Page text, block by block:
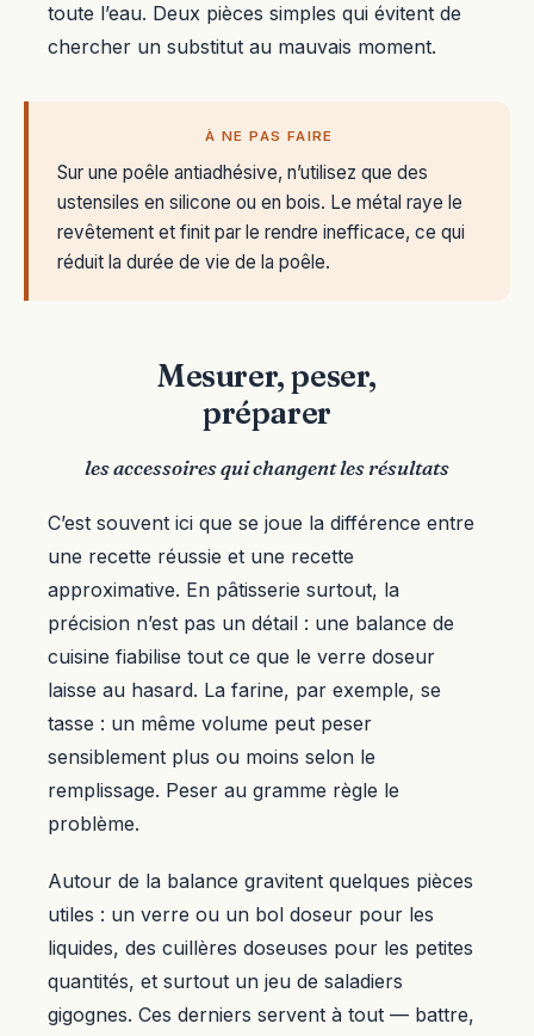
toute l’eau. Deux pièces simples qui évitent de
chercher un substitut au mauvais moment.
À NE PAS FAIRE
Sur une poêle antiadhésive, n’utilisez que des
ustensiles en silicone ou en bois. Le métal raye le
revêtement et finit par le rendre inefficace, ce qui
réduit la durée de vie de la poêle.
Mesurer, peser,
préparer
les accessoires qui changent les résultats
C’est souvent ici que se joue la différence entre
une recette réussie et une recette
approximative. En pâtisserie surtout, la
précision n’est pas un détail : une balance de
cuisine fiabilise tout ce que le verre doseur
laisse au hasard. La farine, par exemple, se
tasse : un même volume peut peser
sensiblement plus ou moins selon le
remplissage. Peser au gramme règle le
problème.
Autour de la balance gravitent quelques pièces
utiles : un verre ou un bol doseur pour les
liquides, des cuillères doseuses pour les petites
quantités, et surtout un jeu de saladiers
gigognes. Ces derniers servent à tout — battre,